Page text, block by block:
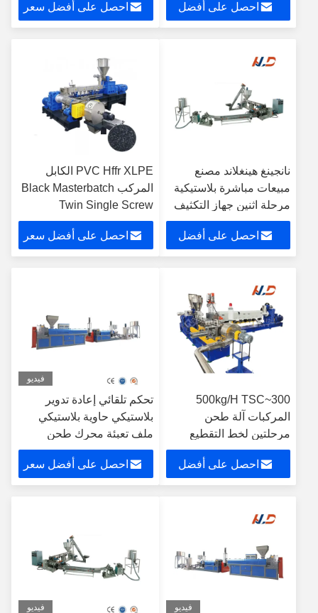
احصل على أفضل
احصل على أفضل سعر
نانجينغ هينغلاند مصنع
مبيعات مباشرة بلاستيكية
مرحلة اثنين جهاز التكثيف
المجمع للمواد الكابلات
PVC
احصل على أفضل
PVC Hffr XLPE الكابل
المركب Black Masterbatch
Twin Single Screw
Tandem آلة طحن مرحلتين
احصل على أفضل سعر
300~500kg/H TSC
المركبات آلة طحن
مرحلتين لخط التقطيع
احصل على أفضل
فيديو
تحكم تلقائي إعادة تدوير
بلاستيكي حاوية بلاستيكي
ملف تعبئة محرك طحن
للصندوق الغداء
احصل على أفضل سعر
فيديو فيديو